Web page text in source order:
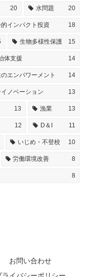
20 水問題 20
インパクト投資 18
生物多様性保護 15
体支援 14
エンパワーメント 14
ノベーション 13
13 漁業 13
12 D＆I 11
いじめ・不登校 10
労働環境改善 8
8
お問い合わせ
ライバシーポリシー